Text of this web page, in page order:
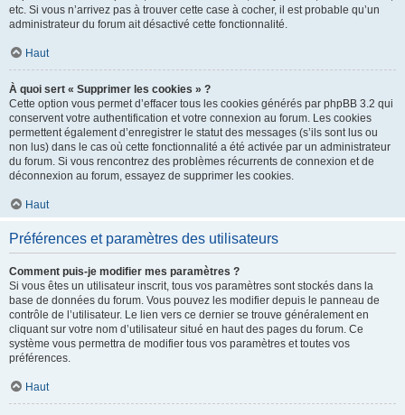
etc. Si vous n’arrivez pas à trouver cette case à cocher, il est probable qu’un
administrateur du forum ait désactivé cette fonctionnalité.
Haut
À quoi sert « Supprimer les cookies » ?
Cette option vous permet d’effacer tous les cookies générés par phpBB 3.2 qui
conservent votre authentification et votre connexion au forum. Les cookies
permettent également d’enregistrer le statut des messages (s’ils sont lus ou
non lus) dans le cas où cette fonctionnalité a été activée par un administrateur
du forum. Si vous rencontrez des problèmes récurrents de connexion et de
déconnexion au forum, essayez de supprimer les cookies.
Haut
Préférences et paramètres des utilisateurs
Comment puis-je modifier mes paramètres ?
Si vous êtes un utilisateur inscrit, tous vos paramètres sont stockés dans la
base de données du forum. Vous pouvez les modifier depuis le panneau de
contrôle de l’utilisateur. Le lien vers ce dernier se trouve généralement en
cliquant sur votre nom d’utilisateur situé en haut des pages du forum. Ce
système vous permettra de modifier tous vos paramètres et toutes vos
préférences.
Haut